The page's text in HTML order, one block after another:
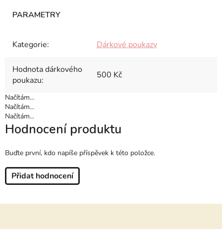
Kategorie: Dárkové poukazy
Hodnota dárkového
poukazu: 500 Kč
Načítám...
Načítám...
Načítám...
Hodnocení produktu
Buďte první, kdo napíše příspěvek k této položce.
Přidat hodnocení